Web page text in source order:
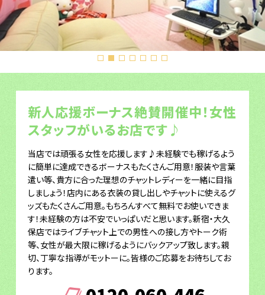
新人応援ボーナス絶賛開催中！女性
スタッフがいるお店です♪
当店では頑張る女性を応援します♪未経験でも稼げるよう
に簡単に達成できるボーナスもたくさんご用意！服装や言葉
遣い等、貴方に合った理想のチャットレディーを一緒に目指
しましょう！店内にある衣装の貸し出しやチャットに使えるグ
ッズもたくさんご用意。もちろんすべて無料でお使いできま
す！未経験の方は不安でいっぱいだと思います。新宿・大久
保店ではライブチャット上での男性への接し方やトーク術
等、女性が最大限に稼げるようにバックアップ致します。親
切、丁寧な指導がモットーに。皆様のご応募をお待ちしてお
ります。